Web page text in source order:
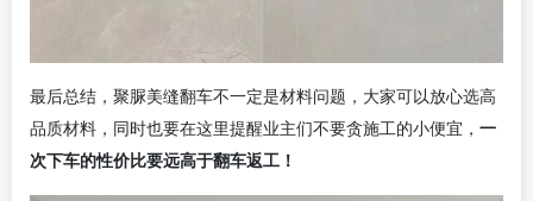
最后总结，聚脲美缝翻车不一定是材料问题，大家可以放心选高
品质材料，同时也要在这里提醒业主们不要贪施工的小便宜， 一
次下车的性价比要远高于翻车返工！